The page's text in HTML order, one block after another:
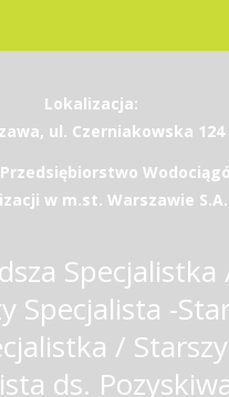
Lokalizacja:
ul. Czerniakowska 124
w m.st. Warszawie S.A.
Specjalistka
Specjalista -
/ Starszy
ds.